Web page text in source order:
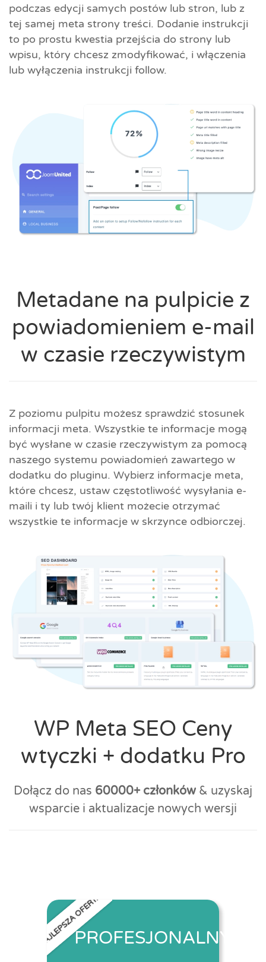
podczas edycji samych postów lub stron, lub z
tej samej meta strony treści. Dodanie instrukcji
to po prostu kwestia przejścia do strony lub
wpisu, który chcesz zmodyfikować, i włączenia
lub wyłączenia instrukcji follow.
Metadane na pulpicie z
powiadomieniem e-mail
w czasie rzeczywistym
Z poziomu pulpitu możesz sprawdzić stosunek
informacji meta. Wszystkie te informacje mogą
być wysłane w czasie rzeczywistym za pomocą
naszego systemu powiadomień zawartego w
dodatku do pluginu. Wybierz informacje meta,
które chcesz, ustaw częstotliwość wysyłania e-
maili i ty lub twój klient możecie otrzymać
wszystkie te informacje w skrzynce odbiorczej.
WP Meta SEO Ceny
wtyczki + dodatku Pro
Dołącz do nas 60000+ członków & uzyskaj
wsparcie i aktualizacje nowych wersji
NAJLEPSZA OFERTAPROFESJONALNY